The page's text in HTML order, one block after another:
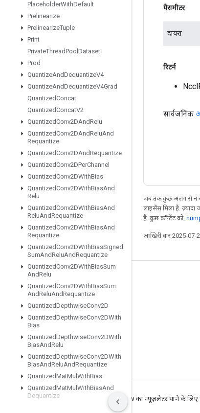
PlaceholderWithDefault
Prelinearize
PrelinearizeTuple
Print
PrivateThreadPool Dataset
Prod
QuantizeAndDequantizeV4
QuantizeAndDequantizeV4Grad
QuantizedConcat
QuantizedConcatV2
QuantizedConv2DAndRelu
QuantizedConv2DAndReluAnd
Requantize
QuantizedConv2DAndRequantize
QuantizedConv2DPerChannel
QuantizedConv2DWithBias
QuantizedConv2DWithBiasAnd
Relu
QuantizedConv2DWithBiasAnd
ReluAndRequantize
QuantizedConv2DWithBiasAnd
Requantize
QuantizedConv2DWithBiasSigned
SumAndReluAndRequantize
QuantizedConv2DWithBiasSum
AndRelu
QuantizedConv2DWithBiasSum
AndReluAndRequantize
QuantizedDepthwiseConv2D
QuantizedDepthwiseConv2DWith
Bias
QuantizedDepthwiseConv2DWith
BiasAndRelu
QuantizedDepthwiseConv2DWith
BiasAndReluAndRequantize
QuantizedMatMul WithBias
QuantizedMatMul WithBiasAnd
Dequantize
And
पैरामीटर
दायरा
रिटर्न
सार्वजनिक
जब तक कुछ अलग से न
लाइसेंस मिला है. ज़्यादा
है. कुछ कॉन्टेंट को,
आखिरी बार 2025-07-
जुड़े रहें
GitHub
Twitter
YouTube
निजता Manage cookies TensorFlow का न्यूज़लेटर पाने के